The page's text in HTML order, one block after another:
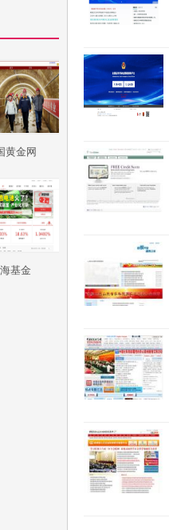
黄金网
基金